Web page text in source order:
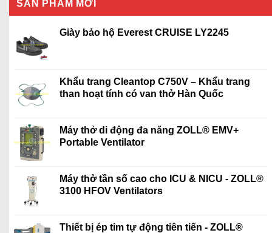
SẢN PHẨM MỚI
Giày bảo hộ Everest CRUISE LY2245
Khẩu trang Cleantop C750V – Khẩu trang
than hoạt tính có van thở Hàn Quốc
Máy thở di động đa năng ZOLL® EMV+
Portable Ventilator
Máy thở tần số cao cho ICU & NICU - ZOLL®
3100 HFOV Ventilators
Thiết bị ép tim tự động tiên tiến - ZOLL®